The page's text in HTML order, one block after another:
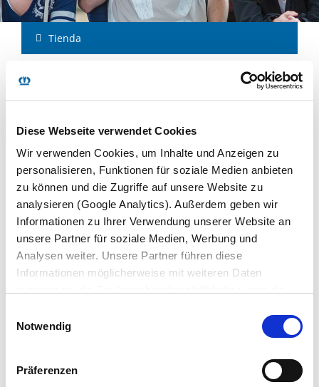
Diese Webseite verwendet Cookies
Wir verwenden Cookies, um Inhalte und Anzeigen zu
personalisieren, Funktionen für soziale Medien anbieten
zu können und die Zugriffe auf unsere Website zu
analysieren (Google Analytics). Außerdem geben wir
Informationen zu Ihrer Verwendung unserer Website an
unsere Partner für soziale Medien, Werbung und
Analysen weiter. Unsere Partner führen diese
Informationen möglicherweise mit weiteren Daten
haben. Wir setzen im Rahmen des Trackings auch
abweichenden Datenschutzbestimmungen ein, wodurch
das Risiko von behördlichen Zugriffen bzw. von
Notwendig
Präferenzen
Tienda
TIENDA KRONE
WWW.KRONESHOP.DE
Desde un gorro hasta el camión de maqueta, desde el
termo hasta el chubasquero: la tienda KRONE ofrece
todo lo que su corazón desee. Obtendrá todos los
artículos deseados lo más rápido posible.
Bernard Krone Holding SE & Co. KG
D-48480 Spelle